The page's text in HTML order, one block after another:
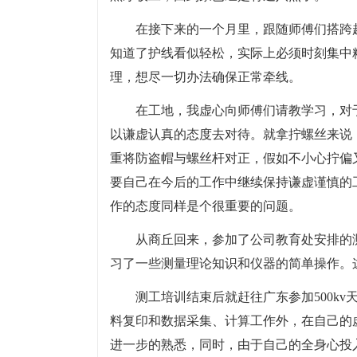
在接下来的一个月里，跟随师傅们搭
知道了护线看似轻松，实际上必须时刻集
理，想尽一切办法确保正常牵线。
在工地，我虚心向师傅们请教学习，
以谦虚认真的态度去对待。就拿拧螺丝来
重将防盗帽与螺丝杆对正，假如不小心拧
要自己在今后的工作中继续保持谦虚谨慎
作的态度同样是个很重要的问题。
从商丘回来，参加了公司教育处安排
习了一些测量理论知识和仪器的简单操作
测工培训结束后就赶往广东参加500kv
料复印和数据采集、计算工作外，在自己
进一步的熟悉，同时，由于自己的全身心